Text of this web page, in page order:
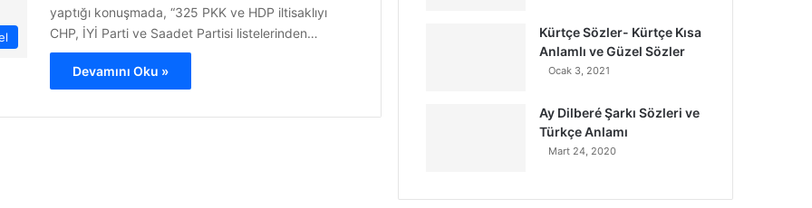
yaptığı konuşmada, “325 PKK ve HDP iltisaklıyı
CHP, İYİ Parti ve Saadet Partisi listelerinden…
Devamını Oku »
Kürtçe Sözler- Kürtçe Kısa
Anlamlı ve Güzel Sözler
Ocak 3, 2021
Ay Dilberé Şarkı Sözleri ve
Türkçe Anlamı
Mart 24, 2020